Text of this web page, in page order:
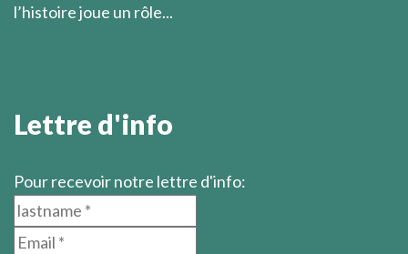
l’histoire joue un rôle...
Lettre d'info
Pour recevoir notre lettre d'info: